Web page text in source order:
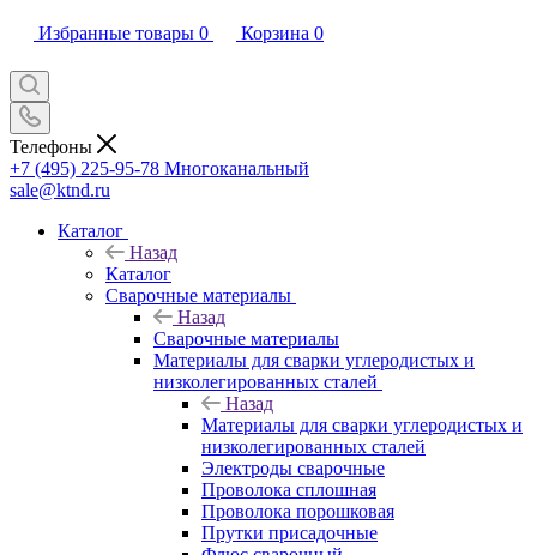
Избранные товары 0 Корзина 0
Телефоны
+7 (495) 225-95-78 Многоканальный
sale@ktnd.ru
Каталог
Назад
Каталог
Сварочные материалы
Назад
Сварочные материалы
Материалы для сварки углеродистых и
низколегированных сталей
Назад
Материалы для сварки углеродистых и
низколегированных сталей
Электроды сварочные
Проволока сплошная
Проволока порошковая
Прутки присадочные